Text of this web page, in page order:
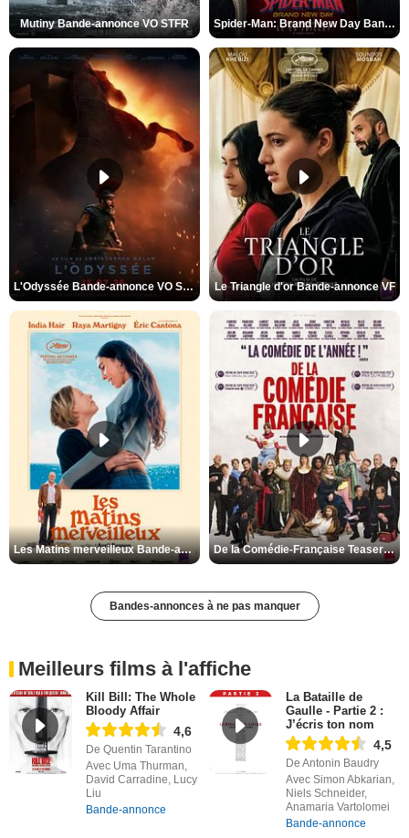
Mutiny Bande-annonce VO STFR Spider-Man: Brand New Day Bande-annonce VO STFR
L'Odyssée Bande-annonce VO STFR Le Triangle d'or Bande-annonce VF
Les Matins merveilleux Bande-annonce VF De la Comédie-Française Teaser VF
Bandes-annonces à ne pas manquer
Meilleurs films à l'affiche
Kill Bill: The Whole
Bloody Affair
4,6
De Quentin Tarantino
Avec Uma Thurman,
David Carradine, Lucy
Liu
Bande-annonce
La Bataille de
Gaulle - Partie 2 :
J’écris ton nom
4,5
De Antonin Baudry
Avec Simon Abkarian,
Niels Schneider,
Anamaria Vartolomei
Bande-annonce